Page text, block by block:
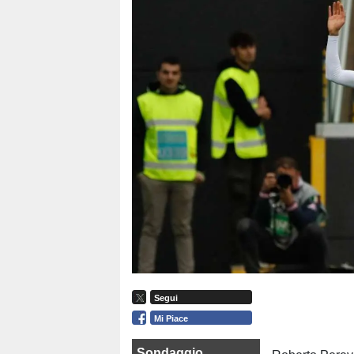
Segui
Mi Piace